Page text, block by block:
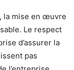
la mise en œuvre
Le respect
d’assurer la
pas